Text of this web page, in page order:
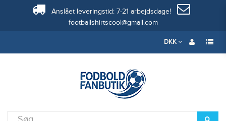
Anslået leveringstid: 7-21 arbejdsdage!
footballshirtscool@gmail.com
DKK